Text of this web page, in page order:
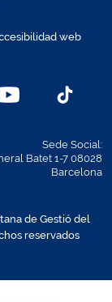
web
Sede Social:
Batet 1-7 08028
Barcelona
de Gestió del
reservados